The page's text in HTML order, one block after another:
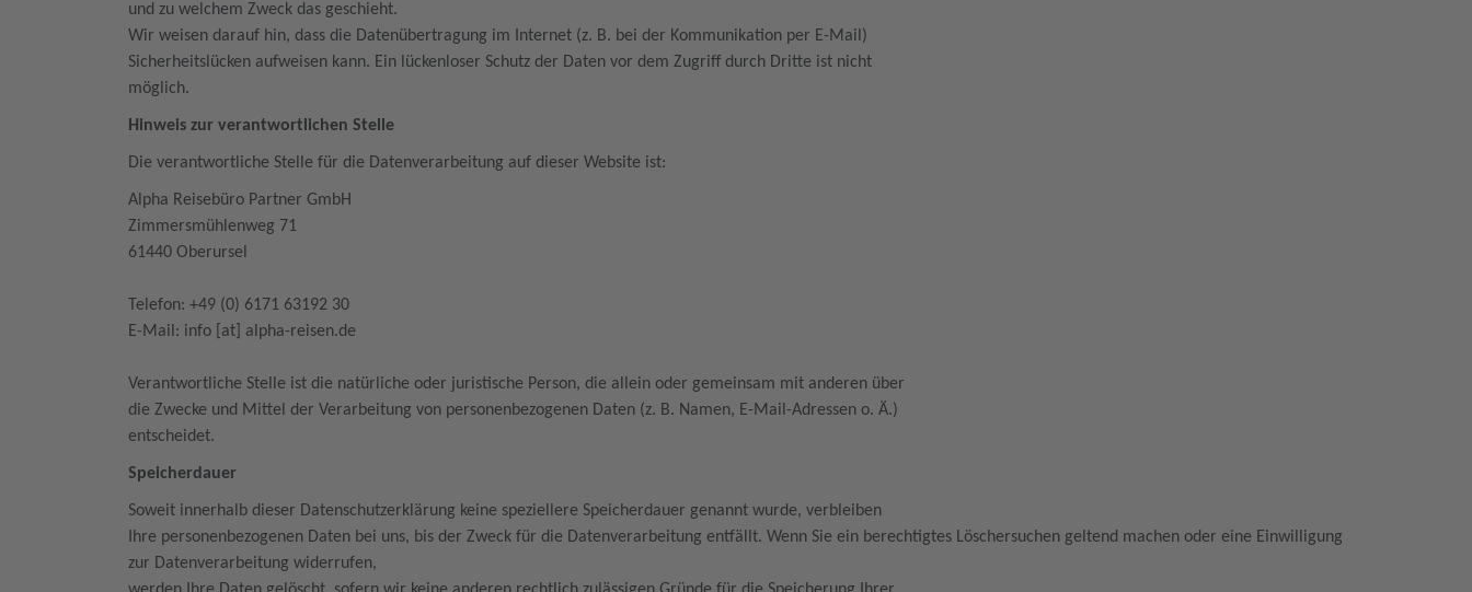
und zu welchem Zweck das geschieht.
Wir weisen darauf hin, dass die Datenübertragung im Internet (z. B. bei der Kommunikation per E-Mail)
Sicherheitslücken aufweisen kann. Ein lückenloser Schutz der Daten vor dem Zugriff durch Dritte ist nicht
möglich.
Hinweis zur verantwortlichen Stelle
Die verantwortliche Stelle für die Datenverarbeitung auf dieser Website ist:
Alpha Reisebüro Partner GmbH
Zimmersmühlenweg 71
61440 Oberursel
Telefon: +49 (0) 6171 63192 30
E-Mail: info [at] alpha-reisen.de
Verantwortliche Stelle ist die natürliche oder juristische Person, die allein oder gemeinsam mit anderen über
die Zwecke und Mittel der Verarbeitung von personenbezogenen Daten (z. B. Namen, E-Mail-Adressen o. Ä.)
entscheidet.
Speicherdauer
Soweit innerhalb dieser Datenschutzerklärung keine speziellere Speicherdauer genannt wurde, verbleiben
Ihre personenbezogenen Daten bei uns, bis der Zweck für die Datenverarbeitung entfällt. Wenn Sie ein berechtigtes Löschersuchen geltend machen oder eine Einwilligung
zur Datenverarbeitung widerrufen,